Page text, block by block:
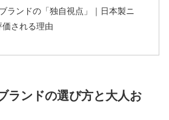
ランドの「独自視点」｜日本製ニ
価される理由
ランドの選び方と大人お